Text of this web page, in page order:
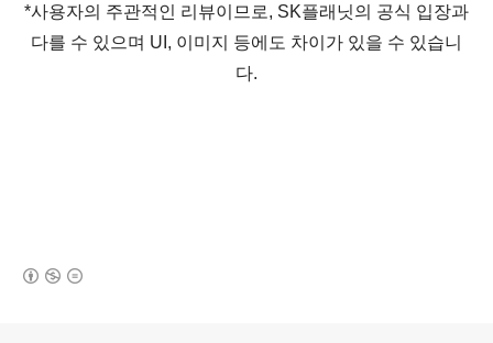
*사용자의 주관적인 리뷰이므로, SK플래닛의 공식 입장과
다를 수 있으며 UI, 이미지 등에도 차이가 있을 수 있습니
다.